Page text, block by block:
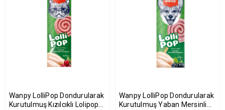
Wanpy LolliPop Dondurularak
Kurutulmuş Kızılcıklı Lolipop
Wanpy LolliPop Dondurularak
Kurutulmuş Yaban Mersinli